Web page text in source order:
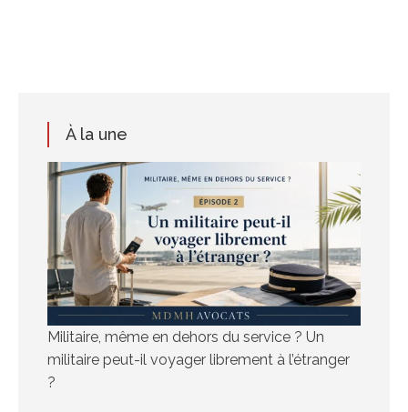
À la une
Militaire, même en dehors du service ? Un
militaire peut-il voyager librement à l’étranger
?